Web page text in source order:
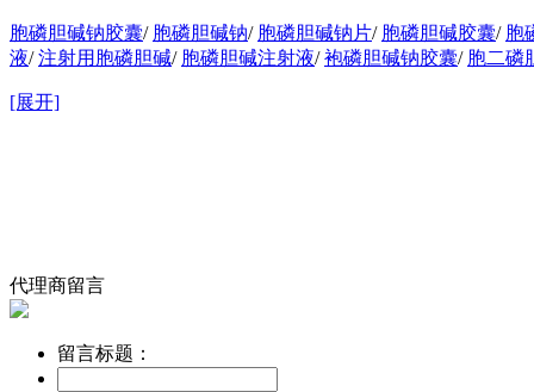
胞磷胆碱钠胶囊/ 胞磷胆碱钠/ 胞磷胆碱钠片/ 胞磷胆碱胶囊/ 胞
液/ 注射用胞磷胆碱/ 胞磷胆碱注射液/ 袍磷胆碱钠胶囊/ 胞二磷
[展开]
代理商留言
留言标题：